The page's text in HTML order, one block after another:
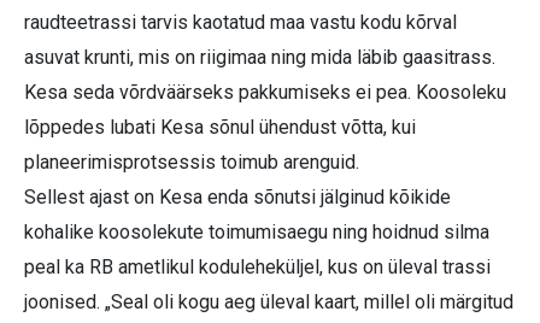
raudteetrassi tarvis kaotatud maa vastu kodu kõrval
asuvat krunti, mis on riigimaa ning mida läbib gaasitrass.
Kesa seda võrdväärseks pakkumiseks ei pea. Koosoleku
lõppedes lubati Kesa sõnul ühendust võtta, kui
planeerimisprotsessis toimub arenguid.
Sellest ajast on Kesa enda sõnutsi jälginud kõikide
kohalike koosolekute toimumisaegu ning hoidnud silma
peal ka RB ametlikul koduleheküljel, kus on üleval trassi
joonised. „Seal oli kogu aeg üleval kaart, millel oli märgitud